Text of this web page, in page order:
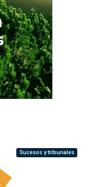
Sucesos y tribunales